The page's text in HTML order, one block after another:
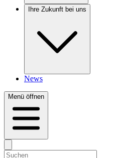
Ihre Zukunft bei uns
News
Menü öffnen